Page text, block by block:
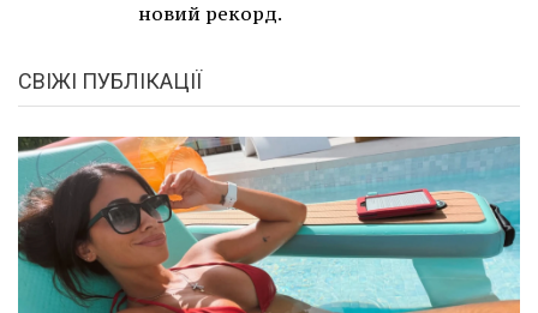
новий рекорд.
СВІЖІ ПУБЛІКАЦІЇ